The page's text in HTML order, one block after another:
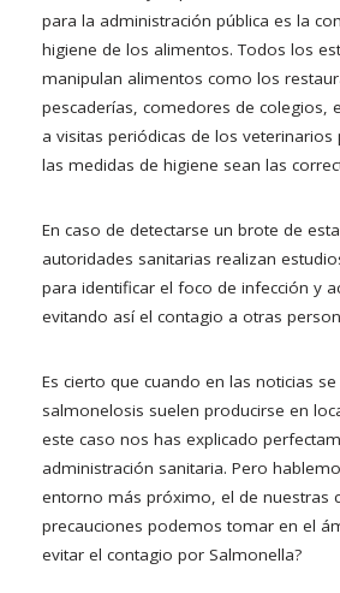
para la administración pública es la
higiene de los alimentos. Todos los
manipulan alimentos como los
pescaderías, comedores de colegios,
a visitas periódicas de los
las medidas de higiene sean las
En caso de detectarse un brote de
autoridades sanitarias realizan
para identificar el foco de infección y
evitando así el contagio a otras
Es cierto que cuando en las noticias
salmonelosis suelen producirse en
este caso nos has explicado
administración sanitaria. Pero
entorno más próximo, el de nuestras
precauciones podemos tomar en el
evitar el contagio por Salmonella?